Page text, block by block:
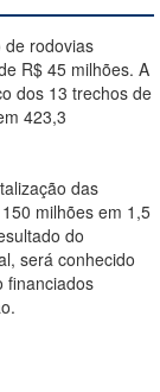
de rodovias
R$ 45 milhões. A
dos 13 trechos de
423,3
das
milhões em 1,5
do
será conhecido
financiados